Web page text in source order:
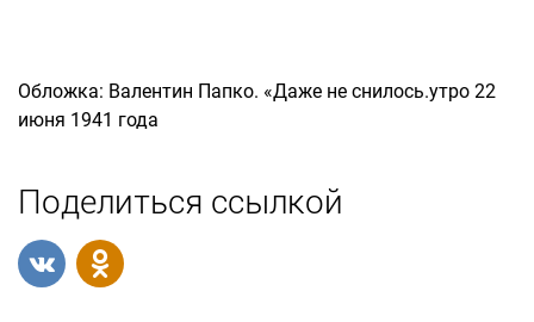
Обложка: Валентин Папко. «Даже не снилось.утро 22
июня 1941 года
Поделиться ссылкой